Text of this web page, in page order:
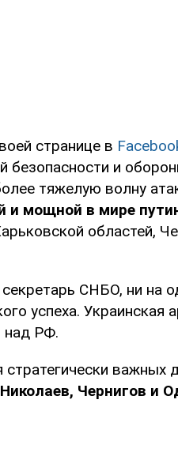
странице в
безопасности и
тяжелую волну
и мощной в мире
областей,
СНБО, ни на
успеха.
над РФ.
стратегически важных
Чернигов и